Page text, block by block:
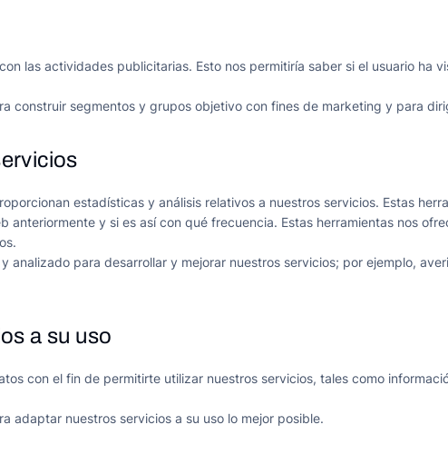
las actividades publicitarias. Esto nos permitiría saber si el usuario ha
construir segmentos y grupos objetivo con fines de marketing y para
estadísticas y análisis relativos a nuestros servicios. Estas
anteriormente y si es así con qué frecuencia. Estas herramientas nos
analizado para desarrollar y mejorar nuestros servicios; por ejemplo,
a su uso
con el fin de permitirte utilizar nuestros servicios, tales como
adaptar nuestros servicios a su uso lo mejor posible.